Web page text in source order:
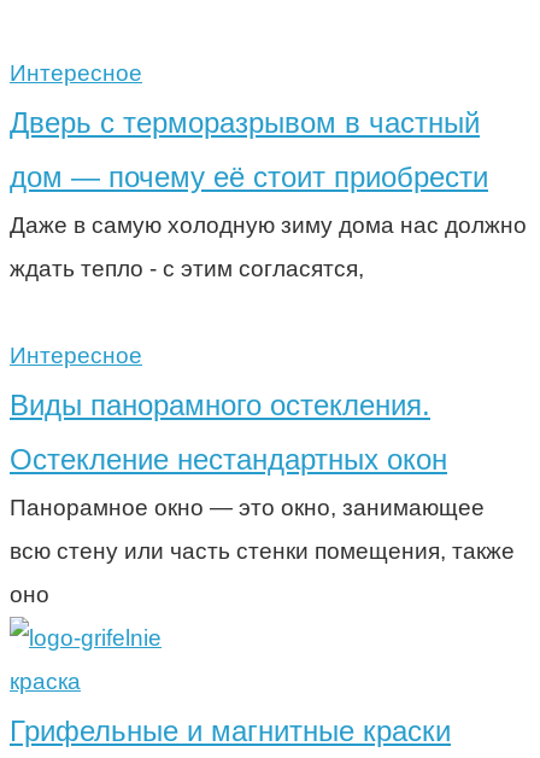
Интересное
Дверь с терморазрывом в частный
дом — почему её стоит приобрести
Даже в самую холодную зиму дома нас должно
ждать тепло - с этим согласятся,
Интересное
Виды панорамного остекления.
Остекление нестандартных окон
Панорамное окно — это окно, занимающее
всю стену или часть стенки помещения, также
оно
краска
Грифельные и магнитные краски